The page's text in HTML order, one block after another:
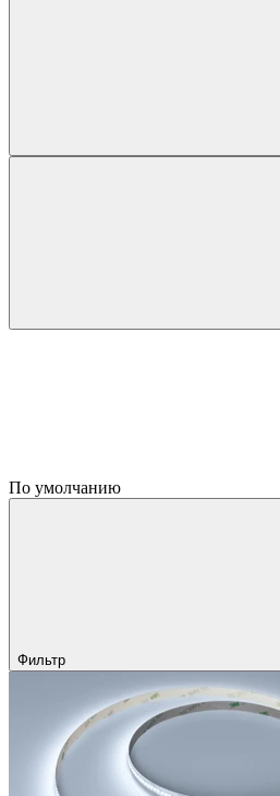
По умолчанию
Фильтр